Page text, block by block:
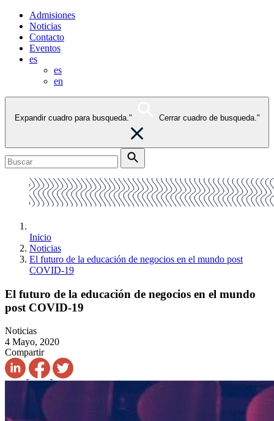
Admisiones
Noticias
Contacto
Eventos
es
es
en
Expandir cuadro para busqueda." Cerrar cuadro de busqueda."
Inicio
Noticias
El futuro de la educación de negocios en el mundo post
COVID-19
El futuro de la educación de negocios en el mundo
post COVID-19
Noticias
4 Mayo, 2020
Compartir